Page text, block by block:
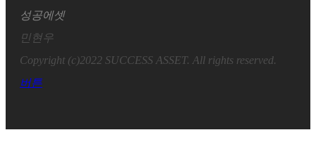
성공에셋
민현우
Copyright (c)2022 SUCCESS ASSET. All rights reserved.
버튼